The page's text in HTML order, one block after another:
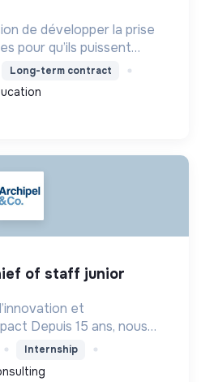
de développer la prise
pour qu’ils puissent
idées. C'est +15 000
mondial, 300
Long-term contract
et
nous
dans la conception et la
projets à impact.
Internship